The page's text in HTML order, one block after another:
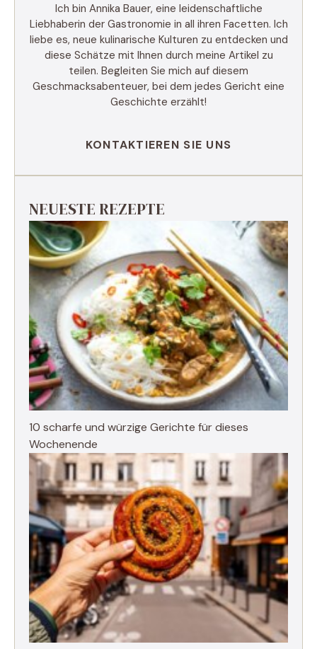
Ich bin Annika Bauer, eine leidenschaftliche
Liebhaberin der Gastronomie in all ihren Facetten. Ich
liebe es, neue kulinarische Kulturen zu entdecken und
diese Schätze mit Ihnen durch meine Artikel zu
teilen. Begleiten Sie mich auf diesem
Geschmacksabenteuer, bei dem jedes Gericht eine
Geschichte erzählt!
KONTAKTIEREN SIE UNS
NEUESTE REZEPTE
10 scharfe und würzige Gerichte für dieses
Wochenende